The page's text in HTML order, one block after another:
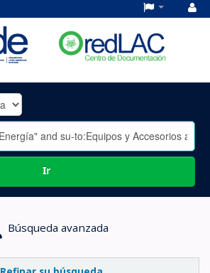
Ir
Búsqueda avanzada